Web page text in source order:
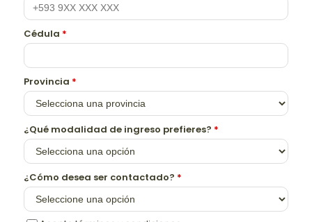
Cédula *
Provincia *
¿Qué modalidad de ingreso prefieres? *
¿Cómo desea ser contactado? *